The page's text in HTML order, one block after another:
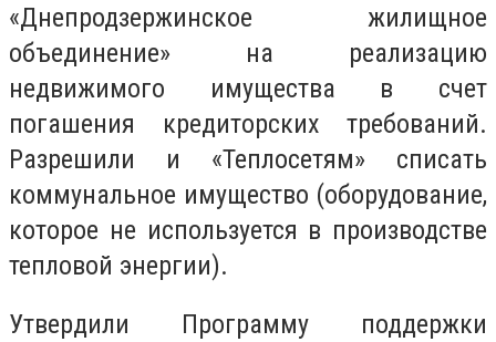
«Днепродзержинское жилищное
объединение» на реализацию
недвижимого имущества в счет
погашения кредиторских требований.
Разрешили и «Теплосетям» списать
коммунальное имущество (оборудование,
которое не используется в производстве
тепловой энергии).
Утвердили Программу поддержки